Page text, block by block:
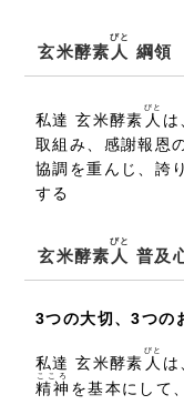
玄米酵素 人
びと
綱領
私達 玄米酵素 人
びと
は
取組み、感謝報恩
協調を重んじ、誇
する
玄米酵素 人
びと
普及
3つの大切、3つの
私達 玄米酵素 人
びと
は
精神
こころ
を基本にして